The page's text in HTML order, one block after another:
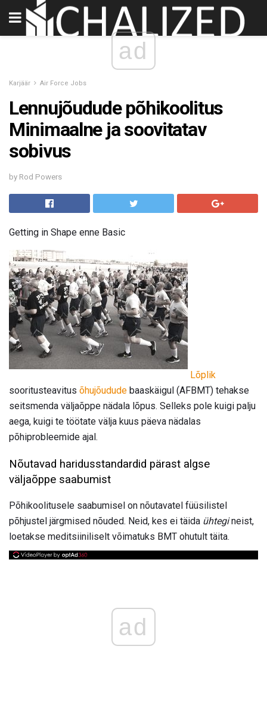
ad
Karjäär Air Force Jobs
Lennujõudude põhikoolitus
Minimaalne ja soovitatav
sobivus
by Rod Powers
Getting in Shape enne Basic
Lõplik
sooritusteavitus õhujõudude baaskäigul (AFBMT) tehakse
seitsmenda väljaõppe nädala lõpus. Selleks pole kuigi palju
aega, kuigi te töötate välja kuus päeva nädalas
põhiprobleemide ajal.
Nõutavad haridusstandardid pärast algse
väljaõppe saabumist
Põhikoolitusele saabumisel on nõutavatel füüsilistel
põhjustel järgmised nõuded. Neid, kes ei täida ühtegineist,
loetakse meditsiiniliselt võimatuks BMT ohutult täita.
ad